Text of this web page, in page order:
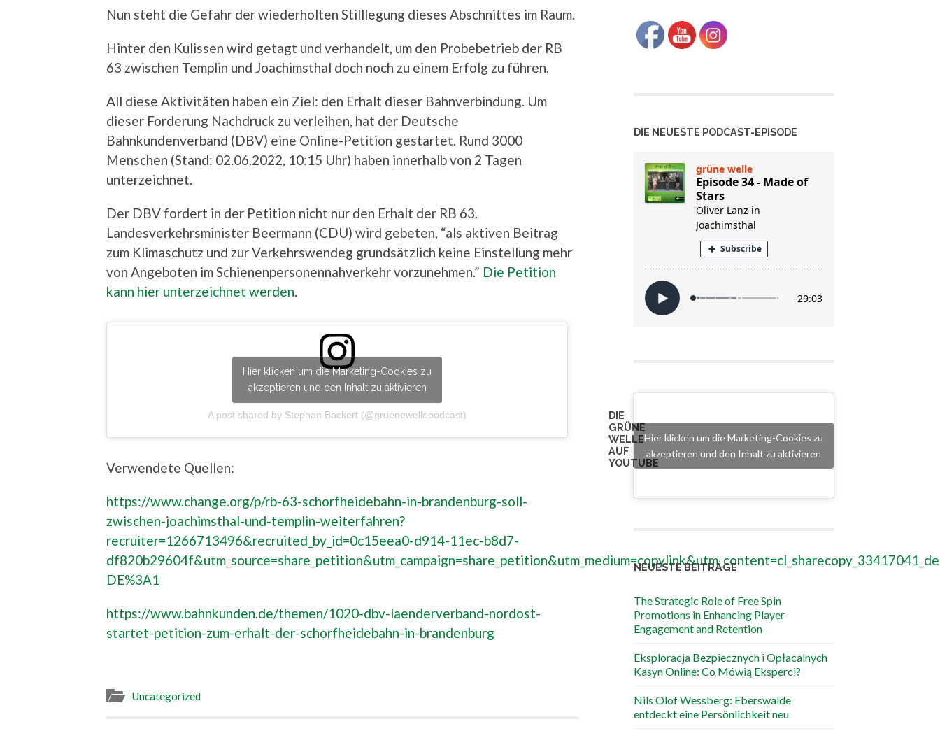
Nun steht die Gefahr der wiederholten Stilllegung dieses Abschnittes im Raum.
Hinter den Kulissen wird getagt und verhandelt, um den Probebetrieb der RB
63 zwischen Templin und Joachimsthal doch noch zu einem Erfolg zu führen.
All diese Aktivitäten haben ein Ziel: den Erhalt dieser Bahnverbindung. Um
dieser Forderung Nachdruck zu verleihen, hat der Deutsche
Bahnkundenverband (DBV) eine Online-Petition gestartet. Rund 3000
Menschen (Stand: 02.06.2022, 10:15 Uhr) haben innerhalb von 2 Tagen
unterzeichnet.
Der DBV fordert in der Petition nicht nur den Erhalt der RB 63.
Landesverkehrsminister Beermann (CDU) wird gebeten, “als aktiven Beitrag
zum Klimaschutz und zur Verkehrswendeg grundsätzlich keine Einstellung mehr
von Angeboten im Schienenpersonennahverkehr vorzunehmen.” Die Petition
kann hier unterzeichnet werden.
A post shared by Stephan Backert (@gruenewellepodcast)
Hier klicken um die Marketing-Cookies zu
akzeptieren und den Inhalt zu aktivieren
Verwendete Quellen:
https://www.change.org/p/rb-63-schorfheidebahn-in-brandenburg-soll-
zwischen-joachimsthal-und-templin-weiterfahren?
recruiter=1266713496&recruited_by_id=0c15eea0-d914-11ec-b8d7-
DE%3A1
https://www.bahnkunden.de/themen/1020-dbv-laenderverband-nordost-
startet-petition-zum-erhalt-der-schorfheidebahn-in-brandenburg
Uncategorized
DIE NEUESTE PODCAST-EPISODE
DIE
GRÜNE
WELLE
AUF
YOUTUBE
Hier klicken um die Marketing-Cookies zu
akzeptieren und den Inhalt zu aktivieren
NEUESTE BEITRÄGE
The Strategic Role of Free Spin
Promotions in Enhancing Player
Engagement and Retention
Eksploracja Bezpiecznych i Opłacalnych
Kasyn Online: Co Mówią Eksperci?
Nils Olof Wessberg: Eberswalde
entdeckt eine Persönlichkeit neu